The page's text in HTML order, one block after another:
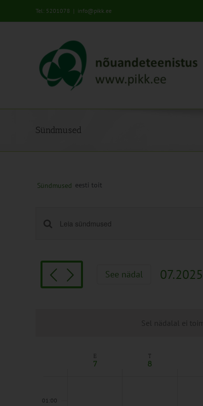
Tel: 5201078 | info@pikk.ee
Sündmused
Sel nädalal ei
Sündmused eesti toit
Sündmused
Views
Navigation
Enter
for
Sündmused
by
See nädal
07.2025
E
7
T
8
01:00